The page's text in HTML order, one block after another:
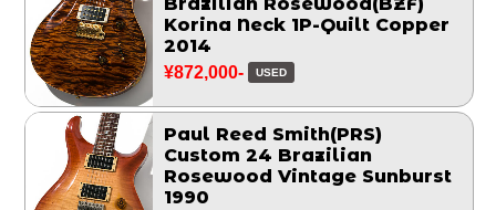
Korina Neck 1P-Quilt Copper
2014
¥872,000- USED
Paul Reed Smith(PRS)
Custom 24 Brazilian
Rosewood Vintage Sunburst
1990